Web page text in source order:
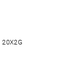
20X2G